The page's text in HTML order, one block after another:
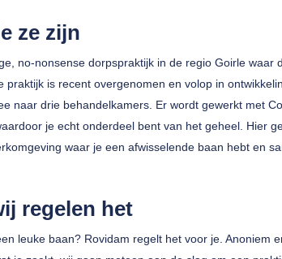
te zoeken of ESC om te sluiten
ze zijn
no-nonsense dorpspraktijk in de regio Goirle waar
praktijk is recent overgenomen en volop in
naar drie behandelkamers. Er wordt gewerkt met
je echt onderdeel bent van het geheel. Hier
waar je een afwisselende baan hebt en
regelen het
leuke baan? Rovidam regelt het voor je. Anoniem